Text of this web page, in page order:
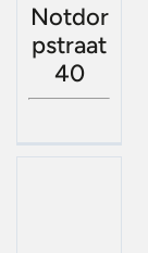
Notdor
pstraat
40